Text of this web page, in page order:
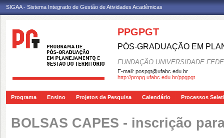
SIGAA - Sistema Integrado de Gestão de Atividades Acadêmicas
PPGPGT
PÓS-GRADUAÇÃO EM
FUNDAÇÃO UNIVERSIDADE
E-mail: pospgt@ufabc.edu.br
http://propg.ufabc.edu.br/ppgpgt
Programa Ensino Projetos de Pesquisa Calendário Processos
BOLSAS CAPES - inscrição